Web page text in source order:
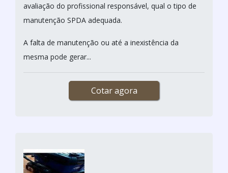
avaliação do profissional responsável, qual o tipo de
manutenção SPDA adequada.
A falta de manutenção ou até a inexistência da
mesma pode gerar...
Cotar agora